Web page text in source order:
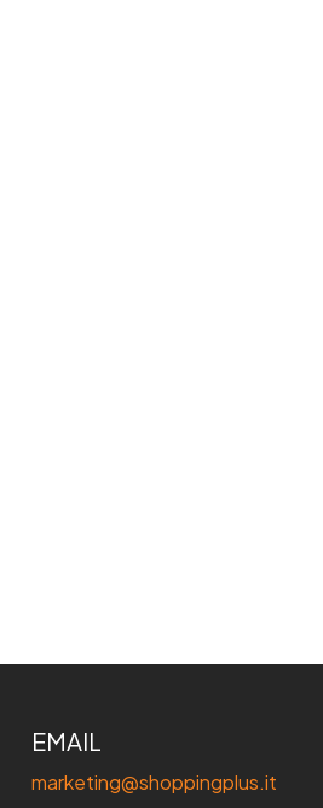
EMAIL
marketing@shoppingplus.it